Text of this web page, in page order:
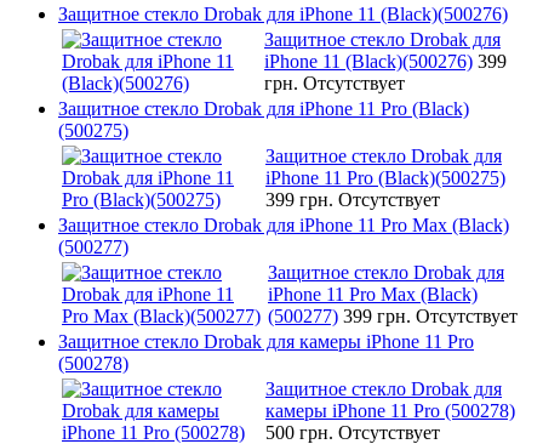
Защитное стекло Drobak для iPhone 11 (Black)(500276)
Защитное стекло Drobak для
iPhone 11 (Black)(500276) 399
грн. Отсутствует
Защитное стекло Drobak для iPhone 11 Pro (Black)
(500275)
Защитное стекло Drobak для
iPhone 11 Pro (Black)(500275)
399 грн. Отсутствует
Защитное стекло Drobak для iPhone 11 Pro Max (Black)
(500277)
Защитное стекло Drobak для
iPhone 11 Pro Max (Black)
(500277) 399 грн. Отсутствует
Защитное стекло Drobak для камеры iPhone 11 Pro
(500278)
Защитное стекло Drobak для
камеры iPhone 11 Pro (500278)
500 грн. Отсутствует